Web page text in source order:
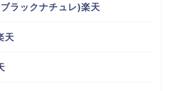
ラックナチュレ)楽天
天